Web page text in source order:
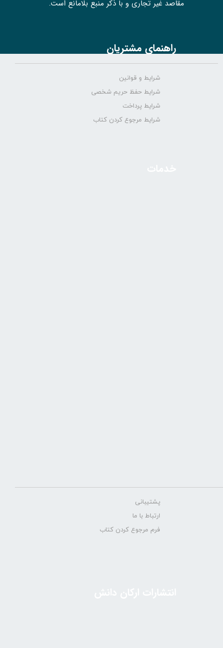
مقاصد غیر تجاری و با ذکر منبع بلامانع است.
راهنمای مشتریان
شرایط و قوانین
شرایط حفظ حریم شخصی
شرایط پرداخت
شرایط مرجوع کردن کتاب
پشتیبانی
ارتباط با ما
فرم مرجوع کردن کتاب